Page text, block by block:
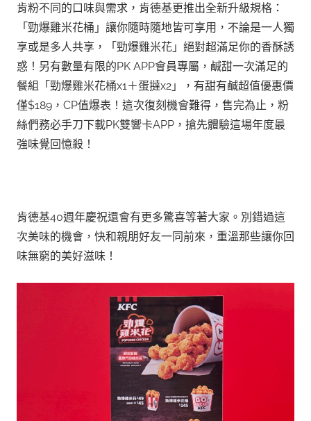
肯粉不同的口味與需求，肯德基更推出全新升級規格：
「勁爆雞米花桶」讓你隨時隨地皆可享用，不論是一人獨
享或是多人共享，「勁爆雞米花」絕對超滿足你的香酥誘
惑！另有數量有限的PK APP會員專屬，鹹甜一次滿足的
餐組「勁爆雞米花桶x1＋蛋撻x2」，有甜有鹹超值優惠價
僅$189，CP值爆表！這次復刻機會難得，售完為止，粉
絲們務必手刀下載PK雙響卡APP，搶先體驗這場年度最
強味覺回憶殺！
肯德基40週年慶祝還會有更多驚喜等著大家。別錯過這
次美味的機會，快和親朋好友一同前來，重溫那些讓你回
味無窮的美好滋味！